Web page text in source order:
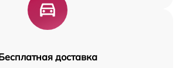
доставка